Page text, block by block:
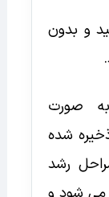
و بدون
صورت
شده
رشد